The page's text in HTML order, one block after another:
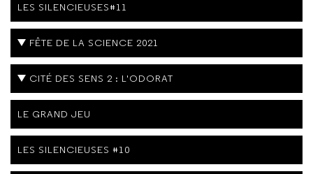
LES SILENCIEUSES#11
FÊTE DE LA SCIENCE 2021
CITÉ DES SENS 2 : L'ODORAT
LE GRAND JEU
LES SILENCIEUSES #10